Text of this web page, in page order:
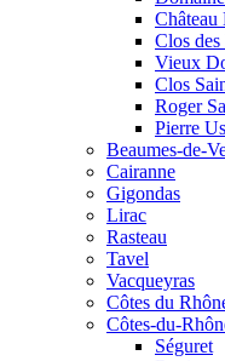
Château
Clos des
Vieux
Clos
Roger
Pierre
Beaumes-de-
Cairanne
Gigondas
Lirac
Rasteau
Tavel
Vacqueyras
Côtes du
Côtes-du-
Séguret